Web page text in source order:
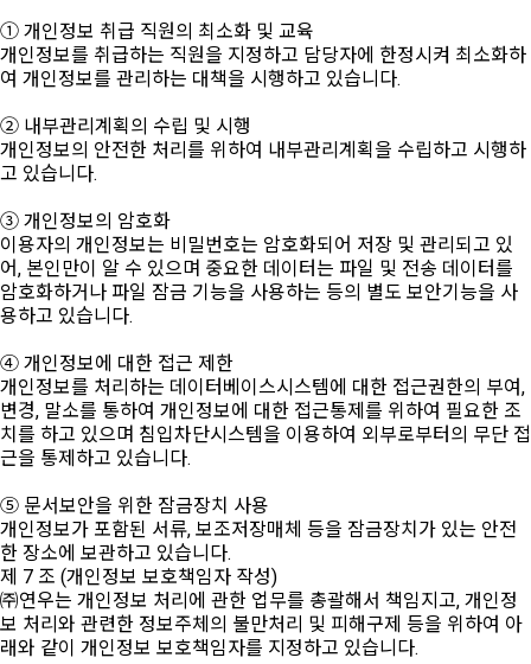
① 개인정보 취급 직원의 최소화 및 교육
개인정보를 취급하는 직원을 지정하고 담당자에 한정시켜 최소화하
여 개인정보를 관리하는 대책을 시행하고 있습니다.
② 내부관리계획의 수립 및 시행
개인정보의 안전한 처리를 위하여 내부관리계획을 수립하고 시행하
고 있습니다.
③ 개인정보의 암호화
이용자의 개인정보는 비밀번호는 암호화되어 저장 및 관리되고 있
어, 본인만이 알 수 있으며 중요한 데이터는 파일 및 전송 데이터를
암호화하거나 파일 잠금 기능을 사용하는 등의 별도 보안기능을 사
용하고 있습니다.
④ 개인정보에 대한 접근 제한
개인정보를 처리하는 데이터베이스시스템에 대한 접근권한의 부여,
변경, 말소를 통하여 개인정보에 대한 접근통제를 위하여 필요한 조
치를 하고 있으며 침입차단시스템을 이용하여 외부로부터의 무단 접
근을 통제하고 있습니다.
⑤ 문서보안을 위한 잠금장치 사용
개인정보가 포함된 서류, 보조저장매체 등을 잠금장치가 있는 안전
한 장소에 보관하고 있습니다.
제 7 조 (개인정보 보호책임자 작성)
㈜연우는 개인정보 처리에 관한 업무를 총괄해서 책임지고, 개인정
보 처리와 관련한 정보주체의 불만처리 및 피해구제 등을 위하여 아
래와 같이 개인정보 보호책임자를 지정하고 있습니다.